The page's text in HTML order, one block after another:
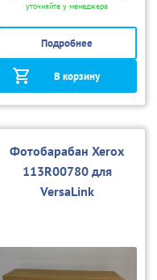
уточняйте у менеджера
Подробнее
В корзину
Фотобарабан Xerox
113R00780 для
VersaLink